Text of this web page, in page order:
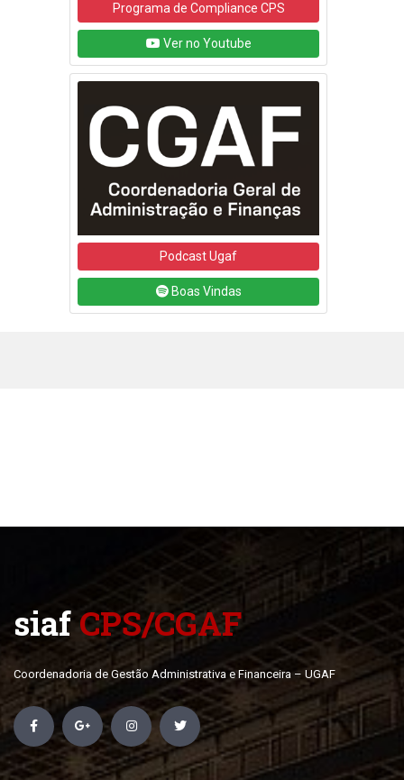
Programa de Compliance CPS
Ver no Youtube
Podcast Ugaf
Boas Vindas
siafCPS/CGAF
Coordenadoria de Gestão Administrativa e Financeira – UGAF